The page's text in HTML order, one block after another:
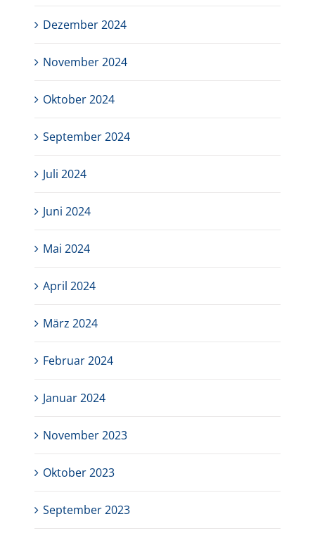
Dezember 2024
November 2024
Oktober 2024
September 2024
Juli 2024
Juni 2024
Mai 2024
April 2024
März 2024
Februar 2024
Januar 2024
November 2023
Oktober 2023
September 2023